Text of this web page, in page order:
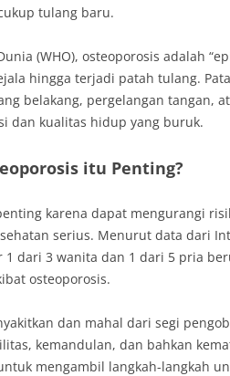
tulang baru.
(WHO), osteoporosis adalah
hingga terjadi patah tulang.
belakang, pergelangan tangan,
dan kualitas hidup yang buruk.
itu Penting?
karena dapat mengurangi
serius. Menurut data dari
1 dari 3 wanita dan 1 dari 5 pria
osteoporosis.
dan mahal dari segi
kemandulan, dan bahkan
mengambil langkah-langkah